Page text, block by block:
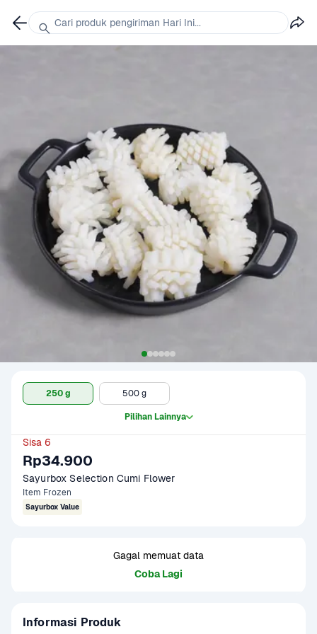
250 g 500 g
Pilihan Lainnya
Sisa 6
Rp34.900
Sayurbox Selection Cumi Flower
Item Frozen
Sayurbox Value
Gagal memuat data
Coba Lagi
Informasi Produk
Cari produk pengiriman Hari Ini...